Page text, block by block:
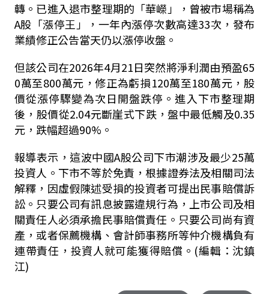
轉。已進入退市整理期的「華嶸」，曾被市場稱為
A股「漲停王」，一年內漲停次數高達33次，發布
業績修正公告當天仍以漲停收盤。
但該公司在2026年4月21日突然將淨利潤由預盈65
0萬至800萬元，修正為虧損120萬至180萬元，股
價從漲停驟變為次日開盤跌停。進入下市整理期
後，股價從2.04元斷崖式下跌，盤中最低觸及0.35
元，跌幅超過90%。
報導表示，這波中國A股公司下市潮涉及最少25萬
投資人。下市不等於免責，根據證券法及相關司法
解釋，因虛假陳述受損的投資者可提出民事賠償訴
訟。只要公司有訊息披露違規行為，上市公司及相
關責任人必須承擔民事賠償責任。只要公司尚有資
產，或者保薦機構、會計師事務所等仲介機構負有
連帶責任，投資人就可能獲得賠償。(編輯：沈鎮
江)